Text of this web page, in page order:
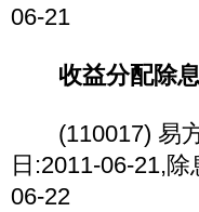
06-21
收益分配除
(110017) 易方
日:2011-06-21,
06-22